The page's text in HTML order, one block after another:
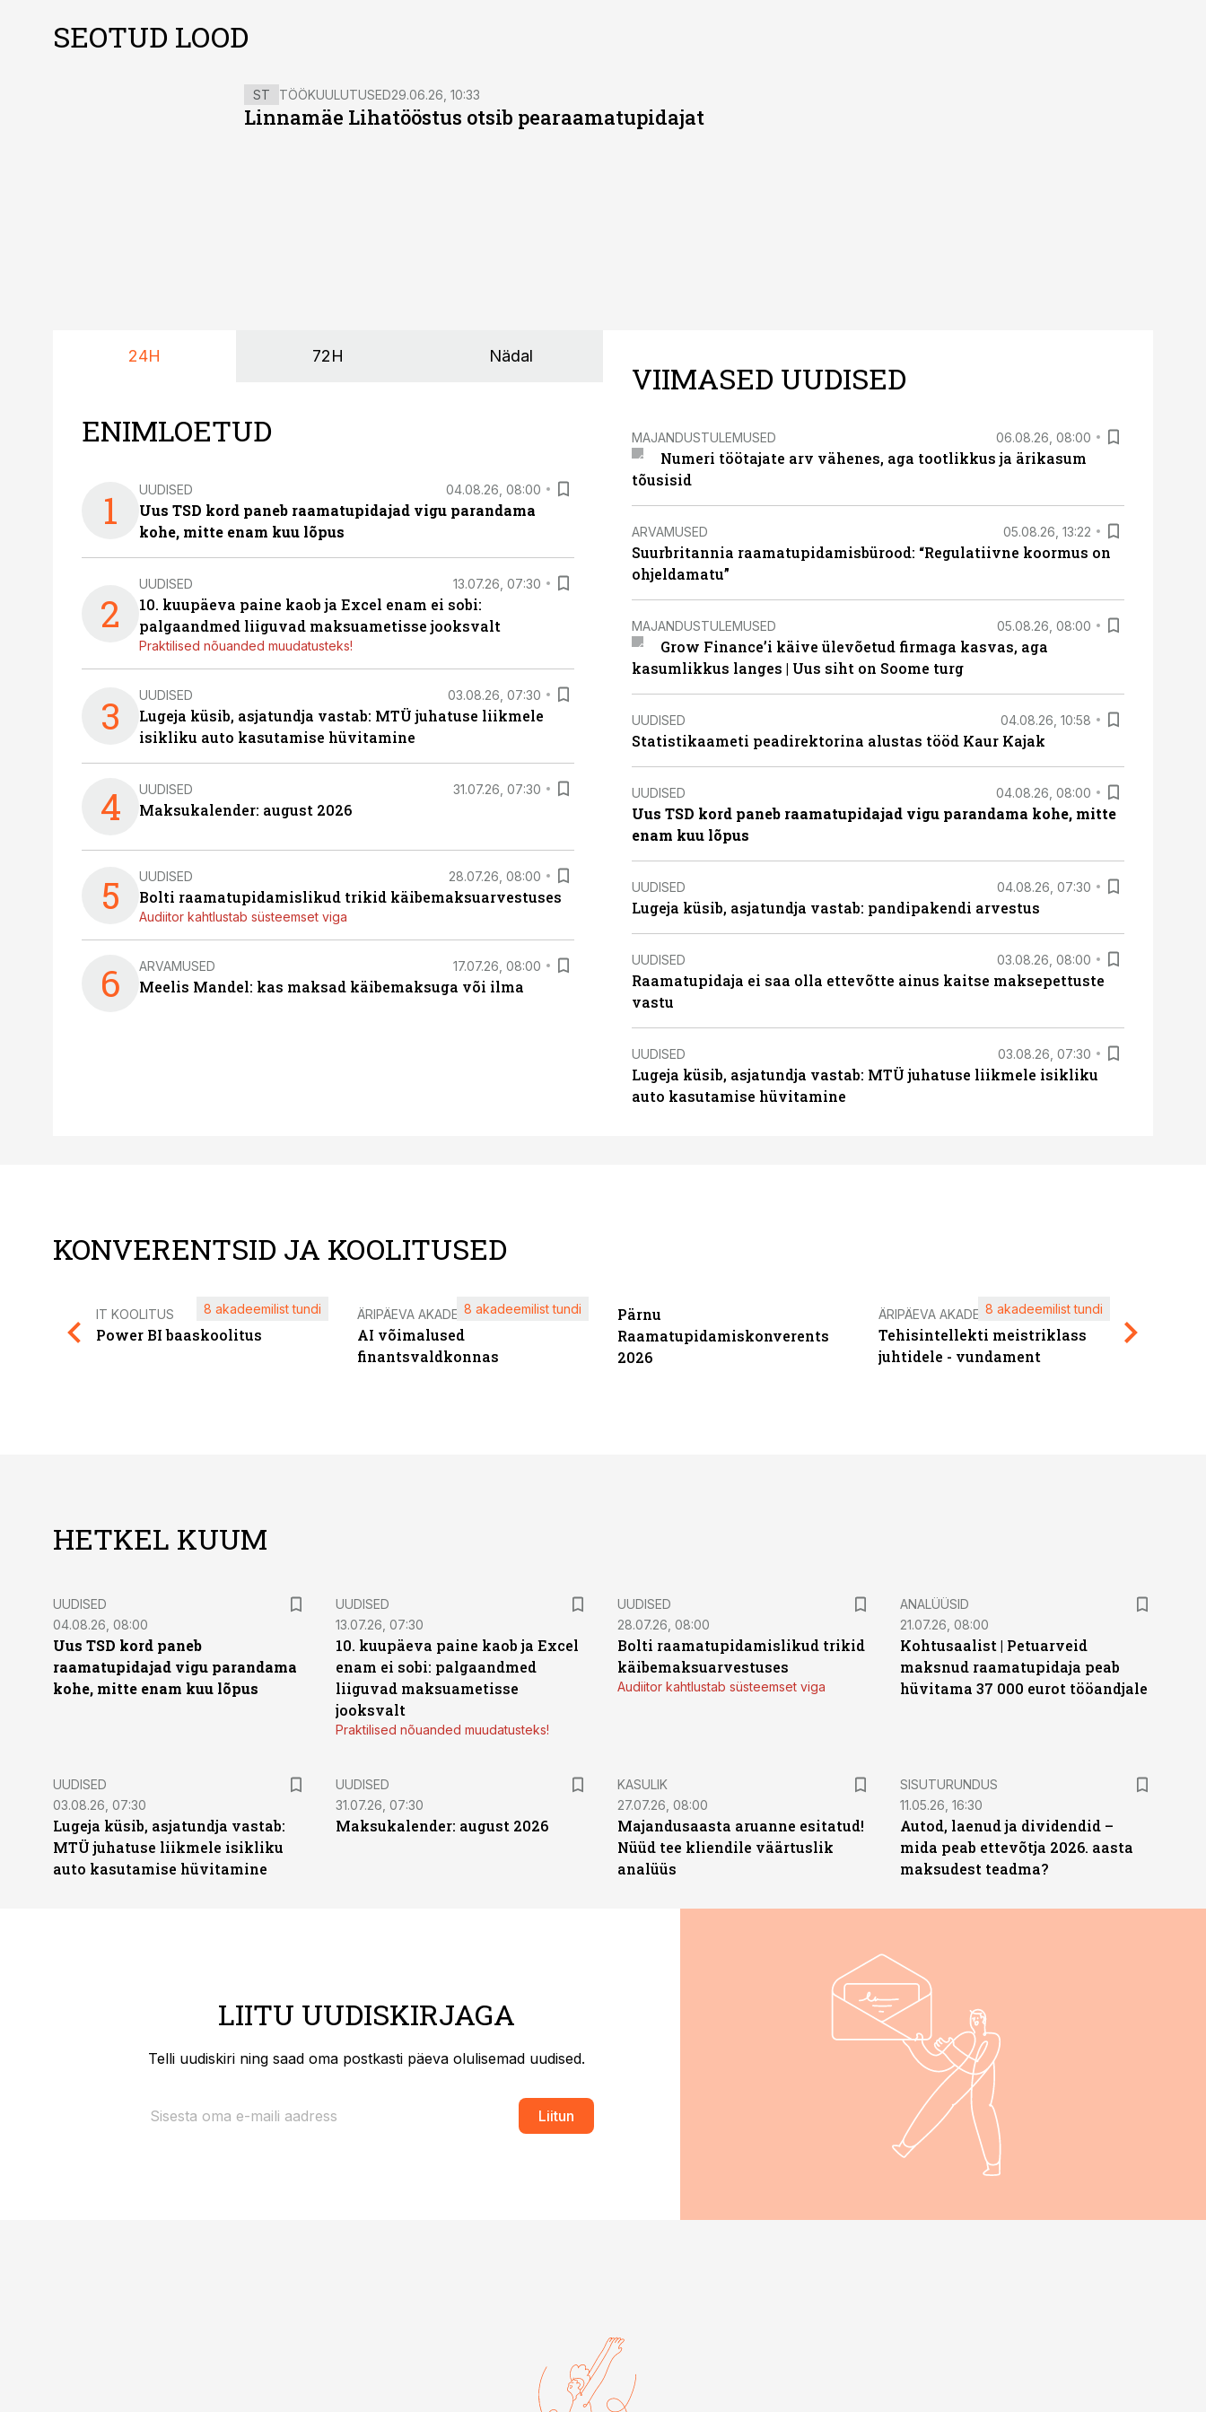
SEOTUD LOOD
ST TÖÖKUULUTUSED29.06.26, 10:33
Linnamäe Lihatööstus otsib pearaamatupidajat
24H 72H Nädal
ENIMLOETUD
1 UUDISED 04.08.26, 08:00
Uus TSD kord paneb raamatupidajad vigu parandama
kohe, mitte enam kuu lõpus
2
UUDISED 13.07.26, 07:30
10. kuupäeva paine kaob ja Excel enam ei sobi:
palgaandmed liiguvad maksuametisse jooksvalt
Praktilised nõuanded muudatusteks!
3 UUDISED 03.08.26, 07:30
Lugeja küsib, asjatundja vastab: MTÜ juhatuse liikmele
isikliku auto kasutamise hüvitamine
4 UUDISED 31.07.26, 07:30
Maksukalender: august 2026
5 UUDISED 28.07.26, 08:00
Bolti raamatupidamislikud trikid käibemaksuarvestuses
Audiitor kahtlustab süsteemset viga
6 ARVAMUSED 17.07.26, 08:00
Meelis Mandel: kas maksad käibemaksuga või ilma
VIIMASED UUDISED
MAJANDUSTULEMUSED 06.08.26, 08:00
Numeri töötajate arv vähenes, aga tootlikkus ja ärikasum
tõusisid
ARVAMUSED 05.08.26, 13:22
Suurbritannia raamatupidamisbürood: “Regulatiivne koormus on
ohjeldamatu”
MAJANDUSTULEMUSED 05.08.26, 08:00
Grow Finance’i käive ülevõetud firmaga kasvas, aga
kasumlikkus langes | Uus siht on Soome turg
UUDISED 04.08.26, 10:58
Statistikaameti peadirektorina alustas tööd Kaur Kajak
UUDISED 04.08.26, 08:00
Uus TSD kord paneb raamatupidajad vigu parandama kohe, mitte
enam kuu lõpus
UUDISED 04.08.26, 07:30
Lugeja küsib, asjatundja vastab: pandipakendi arvestus
UUDISED 03.08.26, 08:00
Raamatupidaja ei saa olla ettevõtte ainus kaitse maksepettuste
vastu
UUDISED 03.08.26, 07:30
Lugeja küsib, asjatundja vastab: MTÜ juhatuse liikmele isikliku
auto kasutamise hüvitamine
KONVERENTSID JA KOOLITUSED
IT KOOLITUS
Power BI baaskoolitus
8 akadeemilist tundi ÄRIPÄEVA AKADEEMIA
AI võimalused
finantsvaldkonnas
8 akadeemilist tundi
Pärnu
Raamatupidamiskonverents
2026
ÄRIPÄEVA AKADEEMIA
Tehisintellekti meistriklass
juhtidele - vundament
8 akadeemilist tundi
HETKEL KUUM
UUDISED
04.08.26, 08:00
Uus TSD kord paneb
raamatupidajad vigu parandama
kohe, mitte enam kuu lõpus
UUDISED
13.07.26, 07:30
10. kuupäeva paine kaob ja Excel
enam ei sobi: palgaandmed
liiguvad maksuametisse
jooksvalt
Praktilised nõuanded muudatusteks!
UUDISED
28.07.26, 08:00
Bolti raamatupidamislikud trikid
käibemaksuarvestuses
Audiitor kahtlustab süsteemset viga
ANALÜÜSID
21.07.26, 08:00
Kohtusaalist | Petuarveid
maksnud raamatupidaja peab
hüvitama 37 000 eurot tööandjale
UUDISED
03.08.26, 07:30
Lugeja küsib, asjatundja vastab:
MTÜ juhatuse liikmele isikliku
auto kasutamise hüvitamine
UUDISED
31.07.26, 07:30
Maksukalender: august 2026
KASULIK
27.07.26, 08:00
Majandusaasta aruanne esitatud!
Nüüd tee kliendile väärtuslik
analüüs
ST
SISUTURUNDUS
11.05.26, 16:30
Autod, laenud ja dividendid –
mida peab ettevõtja 2026. aasta
maksudest teadma?
LIITU UUDISKIRJAGA
Telli uudiskiri ning saad oma postkasti päeva olulisemad uudised.
Liitun